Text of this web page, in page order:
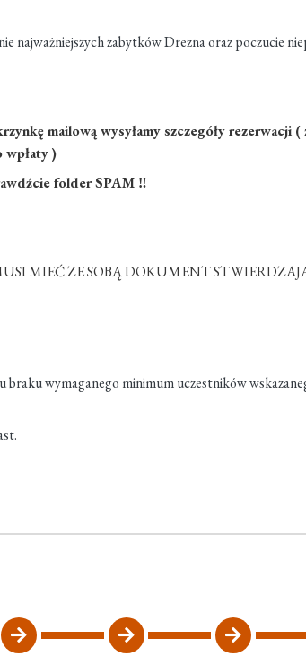
najważniejszych zabytków Drezna oraz poczucie
mailową wysyłamy szczegóły
wpłaty )
folder SPAM ‼
MIEĆ ZE SOBĄ DOKUMENT
braku wymaganego minimum uczestników